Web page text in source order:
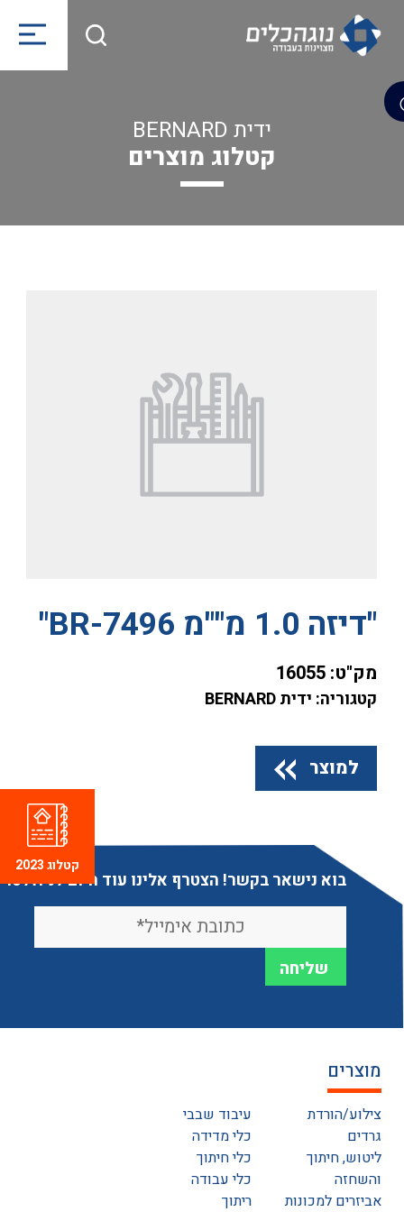
ידית BERNARD
קטלוג מוצרים
"דיזה 1.0 מ""מ BR-7496"
מק"ט: 16055
קטגוריה: ידית BERNARD
למוצר
בוא נישאר בקשר! הצטרף אלינו עוד היום לניוזלטר
מוצרים
צילוע/הורדת
גרדים
ליטוש, חיתוך
והשחזה
אביזרים למכונות
עיבוד שבבי
כלי מדידה
כלי חיתוך
כלי עבודה
ריתוך
קטלוג 2023